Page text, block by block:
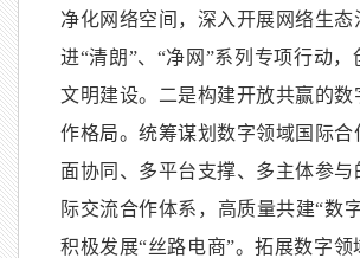
净化网络空间，深入开展网络生态
进“清朗”、“净网”系列专项行动
文明建设。二是构建开放共赢的数
作格局。统筹谋划数字领域国际合
面协同、多平台支撑、多主体参与
际交流合作体系，高质量共建“数
积极发展“丝路电商”。拓展数字领